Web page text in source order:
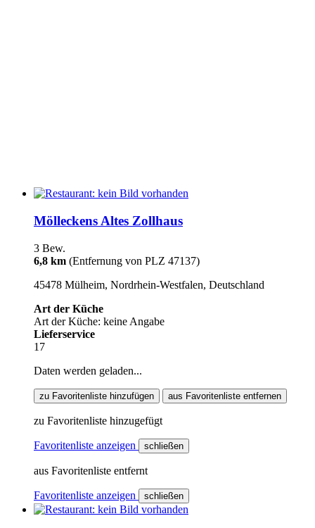
Mölleckens Altes Zollhaus
3 Bew.
6,8 km (Entfernung von PLZ 47137)
45478 Mülheim, Nordrhein-Westfalen, Deutschland
Art der Küche
Art der Küche: keine Angabe
Lieferservice
17
Daten werden geladen...
zu Favoritenliste hinzufügen aus Favoritenliste entfernen
zu Favoritenliste hinzugefügt
Favoritenliste anzeigen schließen
aus Favoritenliste entfernt
Favoritenliste anzeigen schließen